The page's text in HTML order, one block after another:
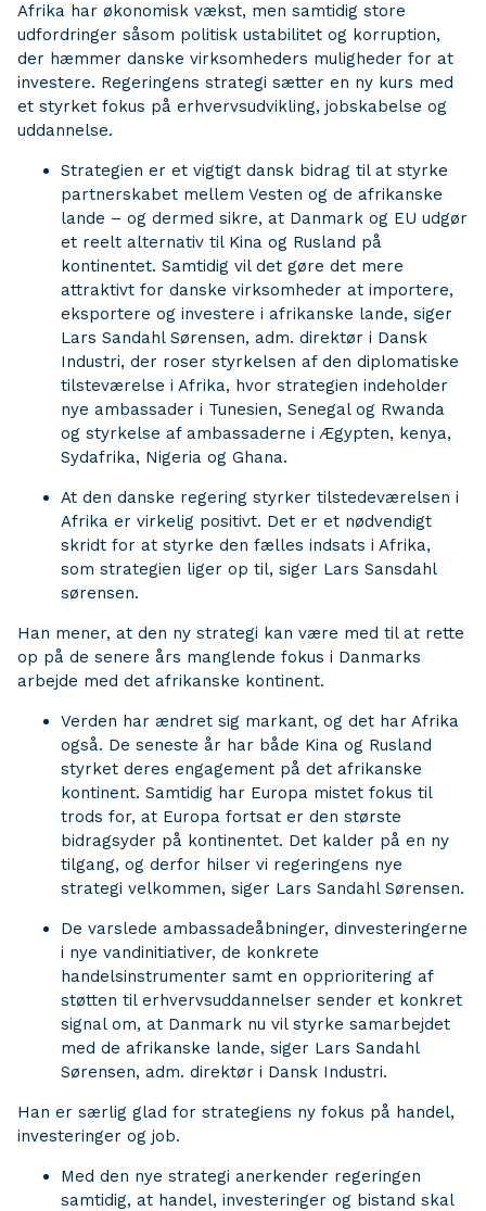
Afrika har økonomisk vækst, men samtidig store
udfordringer såsom politisk ustabilitet og korruption,
der hæmmer danske virksomheders muligheder for at
investere. Regeringens strategi sætter en ny kurs med
et styrket fokus på erhvervsudvikling, jobskabelse og
uddannelse.
Strategien er et vigtigt dansk bidrag til at styrke
partnerskabet mellem Vesten og de afrikanske
lande – og dermed sikre, at Danmark og EU udgør
et reelt alternativ til Kina og Rusland på
kontinentet. Samtidig vil det gøre det mere
attraktivt for danske virksomheder at importere,
eksportere og investere i afrikanske lande, siger
Lars Sandahl Sørensen, adm. direktør i Dansk
Industri, der roser styrkelsen af den diplomatiske
tilsteværelse i Afrika, hvor strategien indeholder
nye ambassader i Tunesien, Senegal og Rwanda
og styrkelse af ambassaderne i Ægypten, kenya,
Sydafrika, Nigeria og Ghana.
At den danske regering styrker tilstedeværelsen i
Afrika er virkelig positivt. Det er et nødvendigt
skridt for at styrke den fælles indsats i Afrika,
som strategien liger op til, siger Lars Sansdahl
sørensen.
Han mener, at den ny strategi kan være med til at rette
op på de senere års manglende fokus i Danmarks
arbejde med det afrikanske kontinent.
Verden har ændret sig markant, og det har Afrika
også. De seneste år har både Kina og Rusland
styrket deres engagement på det afrikanske
kontinent. Samtidig har Europa mistet fokus til
trods for, at Europa fortsat er den største
bidragsyder på kontinentet. Det kalder på en ny
tilgang, og derfor hilser vi regeringens nye
strategi velkommen, siger Lars Sandahl Sørensen.
De varslede ambassadeåbninger, dinvesteringerne
i nye vandinitiativer, de konkrete
handelsinstrumenter samt en opprioritering af
støtten til erhvervsuddannelser sender et konkret
signal om, at Danmark nu vil styrke samarbejdet
med de afrikanske lande, siger Lars Sandahl
Sørensen, adm. direktør i Dansk Industri.
Han er særlig glad for strategiens ny fokus på handel,
investeringer og job.
Med den nye strategi anerkender regeringen
samtidig, at handel, investeringer og bistand skal